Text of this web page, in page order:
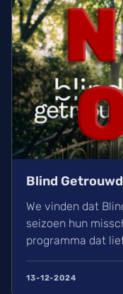
Blind
We vinden dat
seizoen hun
programma dat
uitlachtelevisie?
13-12-2024